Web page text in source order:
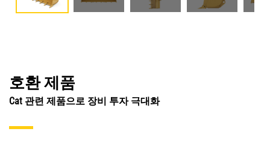
호환 제품
Cat 관련 제품으로 장비 투자 극대화